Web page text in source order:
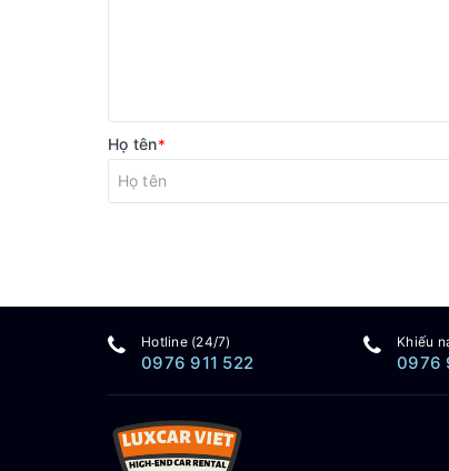
Họ tên*
Hotline (24/7)
0976 911 522
Khiếu
0976